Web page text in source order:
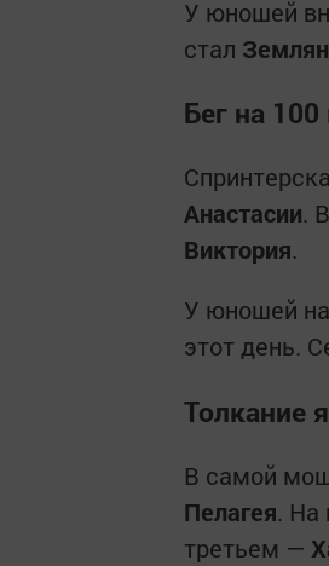
У юношей
стал
Бег на
Анастасии.
Виктория.
У юношей
этот день.
Толкание
В самой
Пелагея. На
третьем —